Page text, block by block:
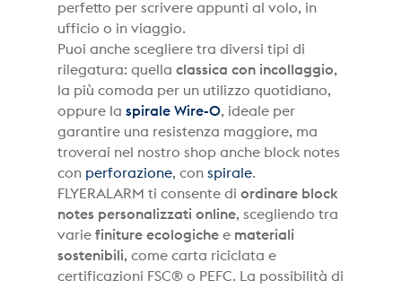
perfetto per scrivere appunti al volo, in
ufficio o in viaggio.
Puoi anche scegliere tra diversi tipi di
rilegatura: quellaclassica con incollaggio,
la più comoda per un utilizzo quotidiano,
oppure laspirale Wire-O, ideale per
garantire una resistenza maggiore, ma
troverai nel nostro shop anche block notes
con perforazione, conspirale.
FLYERALARM ti consente diordinare block
notes personalizzati online, scegliendo tra
variefiniture ecologiche e materiali
sostenibili, come carta riciclata e
certificazioni FSC® o PEFC. La possibilità di